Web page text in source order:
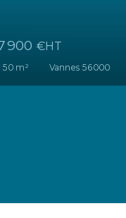
964 000€HT
120 Vannes 56000